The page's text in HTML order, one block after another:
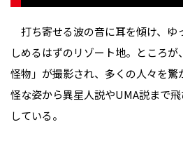
打ち寄せる波の音に耳を傾け、ゆ
しめるはずのリゾート地。ところ
怪物」が撮影され、多くの人々を
怪な姿から異星人説やUMA説まで
している。